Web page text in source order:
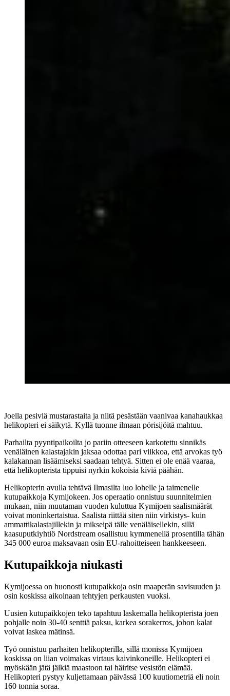
Joella pesiviä mustarastaita ja niitä pesästään vaanivaa kanahaukkaa
helikopteri ei säikytä. Kyllä tuonne ilmaan pörisijöitä mahtuu.
Parhailta pyyntipaikoilta jo pariin otteeseen karkotettu sinnikäs
venäläinen kalastajakin jaksaa odottaa pari viikkoa, että arvokas työ
kalakannan lisäämiseksi saadaan tehtyä. Sitten ei ole enää vaaraa,
että helikopterista tippuisi nyrkin kokoisia kiviä päähän.
Helikopterin avulla tehtävä Ilmasilta luo lohelle ja taimenelle
kutupaikkoja Kymijokeen. Jos operaatio onnistuu suunnitelmien
mukaan, niin muutaman vuoden kuluttua Kymijoen saalismäärät
voivat moninkertaistua. Saalista riittää siten niin virkistys- kuin
ammattikalastajillekin ja mikseipä tälle venäläisellekin, sillä
kaasuputkiyhtiö Nordstream osallistuu kymmenellä prosentilla tähän
345 000 euroa maksavaan osin EU-rahoitteiseen hankkeeseen.
Kutupaikkoja niukasti
Kymijoessa on huonosti kutupaikkoja osin maaperän savisuuden ja
osin koskissa aikoinaan tehtyjen perkausten vuoksi.
Uusien kutupaikkojen teko tapahtuu laskemalla helikopterista joen
pohjalle noin 30-40 senttiä paksu, karkea sorakerros, johon kalat
voivat laskea mätinsä.
Työ onnistuu parhaiten helikopterilla, sillä monissa Kymijoen
koskissa on liian voimakas virtaus kaivinkoneille. Helikopteri ei
myöskään jätä jälkiä maastoon tai häiritse vesistön elämää.
Helikopteri pystyy kuljettamaan päivässä 100 kuutiometriä eli noin
160 tonnia soraa.